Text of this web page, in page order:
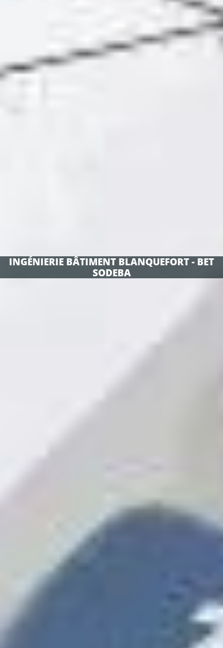
INGÉNIERIE BÂTIMENT BLANQUEFORT - BET
SODEBA